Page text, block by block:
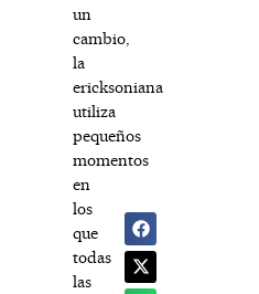
un
cambio,
la
ericksoniana
utiliza
pequeños
momentos
en
los
que
todas
las